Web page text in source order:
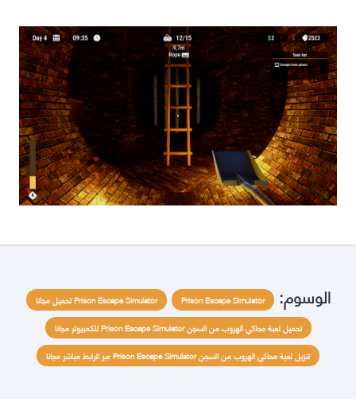
الوسوم: Prison Escape Simulator
Prison Escape Simulator تحميل مجانا
تحميل لعبة محاكي الهروب من السجن Prison Escape Simulator للكمبيوتر مجانا
تنزيل لعبة محاكي الهروب من السجن Prison Escape Simulator عبر الرابط مباشر مجانا